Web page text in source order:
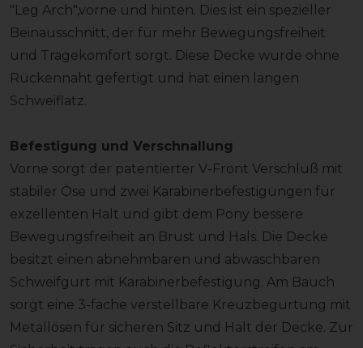
"Leg Arch",vorne und hinten. Dies ist ein spezieller
Beinausschnitt, der für mehr Bewegungsfreiheit
und Tragekomfort sorgt. Diese Decke wurde ohne
Rückennaht gefertigt und hat einen langen
Schweiflatz.
Befestigung und Verschnallung
Vorne sorgt der patentierter V-Front Verschluß mit
stabiler Öse und zwei Karabinerbefestigungen für
exzellenten Halt und gibt dem Pony bessere
Bewegungsfreiheit an Brust und Hals. Die Decke
besitzt einen abnehmbaren und abwaschbaren
Schweifgurt mit Karabinerbefestigung. Am Bauch
sorgt eine 3-fache verstellbare Kreuzbegurtung mit
Metallösen für sicheren Sitz und Halt der Decke. Zur